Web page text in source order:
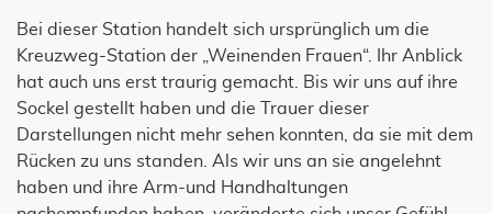
Bei dieser Station handelt sich ursprünglich um die
Kreuzweg-Station der „Weinenden Frauen“. Ihr Anblick
hat auch uns erst traurig gemacht. Bis wir uns auf ihre
Sockel gestellt haben und die Trauer dieser
Darstellungen nicht mehr sehen konnten, da sie mit dem
Rücken zu uns standen. Als wir uns an sie angelehnt
haben und ihre Arm-und Handhaltungen